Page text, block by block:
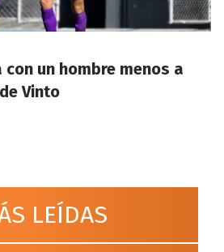
un hombre menos a
Vinto
LEÍDAS